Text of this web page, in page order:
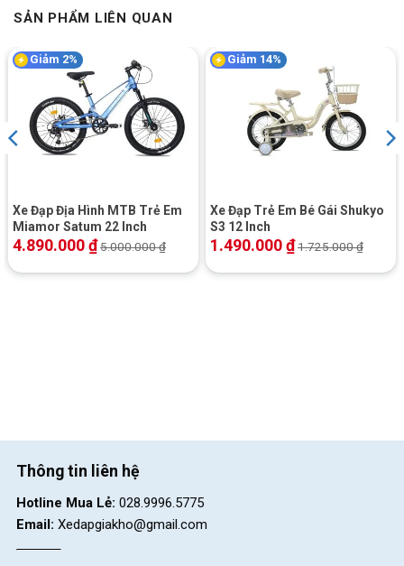
Bàn đạp Cốt thép bọc nhựa
BỘ
TRUYỀN
ĐỘNG
Tay thắng Nhựa cao cấp
tốc trước
HỆ THỐNG
BÁNH
SẢN PHẨM LIÊN QUAN
Giảm 2%
Xe Đạp Địa Hình MTB Trẻ Em
Miamor Satum 22 Inch
4.890.000₫5.000.000₫
Giảm 14%
Xe Đạp Trẻ Em Bé Gái Shukyo
S3 12 Inch
1.490.000₫1.725.000₫
Thông tin liên hệ
Hotline Mua Lẻ: 028.9996.5775
Email: Xedapgiakho@gmail.com